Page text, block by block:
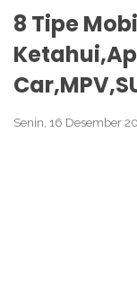
8 Tipe
Senin, 16 Desember